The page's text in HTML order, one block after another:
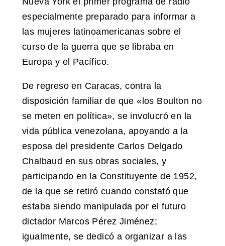
especialmente preparado para informar a
las mujeres latinoamericanas sobre el
curso de la guerra que se libraba en
Europa y el Pacífico.
De regreso en Caracas, contra la
disposición familiar de que «los Boulton no
se meten en política», se involucró en la
vida pública venezolana, apoyando a la
esposa del presidente Carlos Delgado
Chalbaud en sus obras sociales, y
participando en la Constituyente de 1952,
de la que se retiró cuando constató que
estaba siendo manipulada por el futuro
dictador Marcos Pérez Jiménez;
igualmente, se dedicó a organizar a las